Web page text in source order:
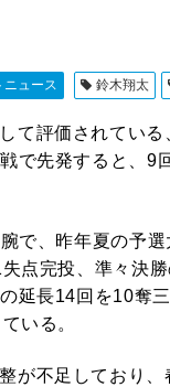
ュース 鈴木翔太
評価されている
で先発すると、9
、昨年夏の予選
点完投、準々決
延長14回を10奪
いる。
不足しており、